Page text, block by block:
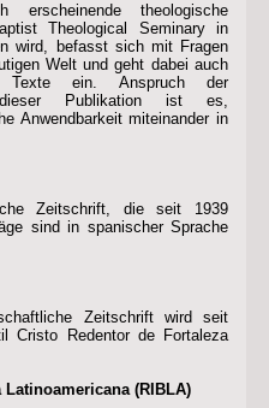
erscheinende theologische
Theological Seminary in
wird, befasst sich mit Fragen
Welt und geht dabei auch
ein. Anspruch der
dieser Publikation ist es,
Anwendbarkeit miteinander in
Zeitschrift, die seit 1939
sind in spanischer Sprache
Zeitschrift wird seit
Cristo Redentor de Fortaleza
(RIBLA)